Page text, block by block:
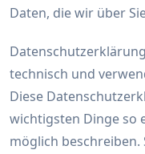
Daten, die wir über
technisch und
Diese
wichtigsten Dinge so
möglich beschreiben.